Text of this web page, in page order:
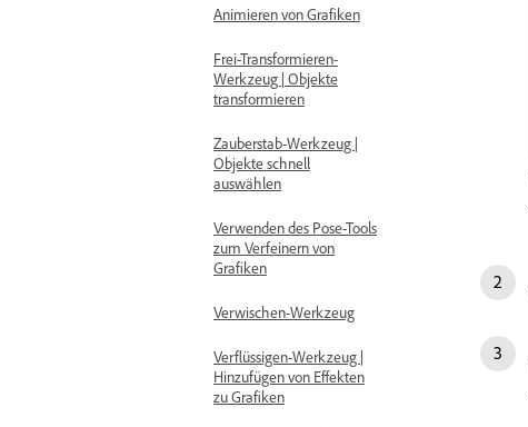
Animieren von Grafiken
Frei-Transformieren-
Werkzeug | Objekte
transformieren
Zauberstab-Werkzeug |
Objekte schnell
auswählen
Verwenden des Pose-Tools
zum Verfeinern von
Grafiken
Verwischen-Werkzeug
Verflüssigen-Werkzeug |
Hinzufügen von Effekten
zu Grafiken